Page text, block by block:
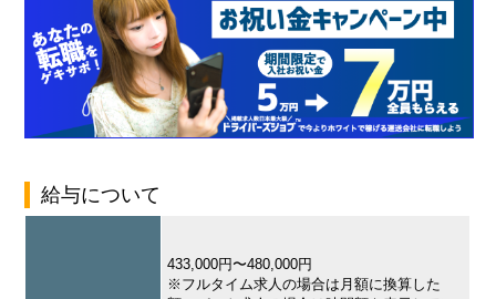
給与について
433,000円〜480,000円
※フルタイム求人の場合は月額に換算した